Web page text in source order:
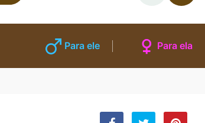
Para ele Para ela